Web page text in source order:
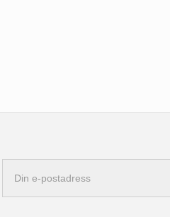
postadress